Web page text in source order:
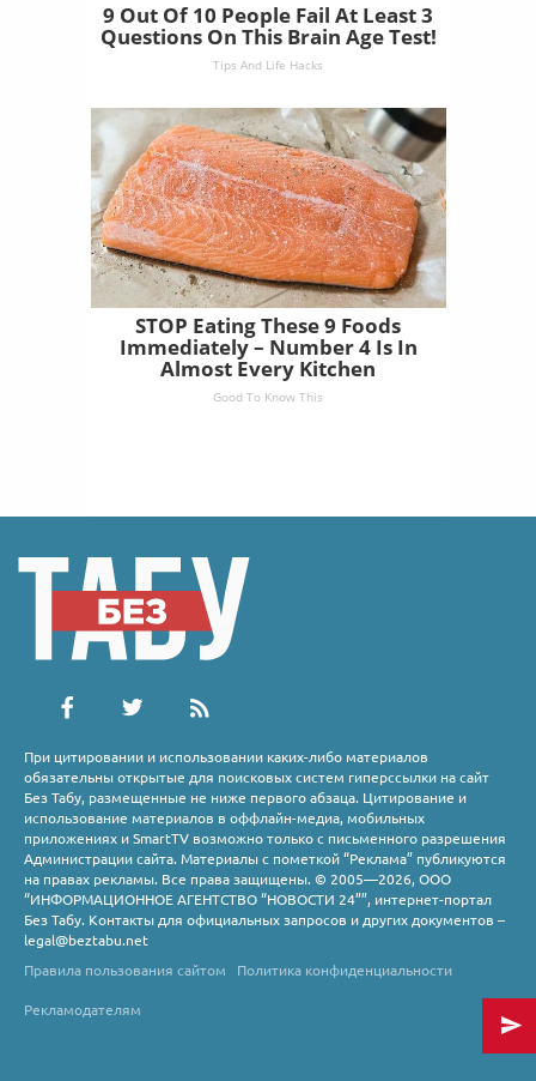
9 Out Of 10 People Fail At Least 3
Questions On This Brain Age Test!
Tips And Life Hacks
STOP Eating These 9 Foods
Immediately – Number 4 Is In
Almost Every Kitchen
Good To Know This
При цитировании и использовании каких-либо материалов
обязательны открытые для поисковых систем гиперссылки на сайт
Без Табу, размещенные не ниже первого абзаца. Цитирование и
использование материалов в оффлайн-медиа, мобильных
приложениях и SmartTV возможно только с письменного разрешения
Администрации сайта. Материалы с пометкой “Реклама” публикуются
на правах рекламы. Все права защищены. © 2005—2026, ООО
“ИНФОРМАЦИОННОЕ АГЕНТСТВО “НОВОСТИ 24””, интернет-портал
Без Табу. Контакты для официальных запросов и других документов –
legal@beztabu.net
Правила пользования сайтом
Политика конфиденциальности
Рекламодателям